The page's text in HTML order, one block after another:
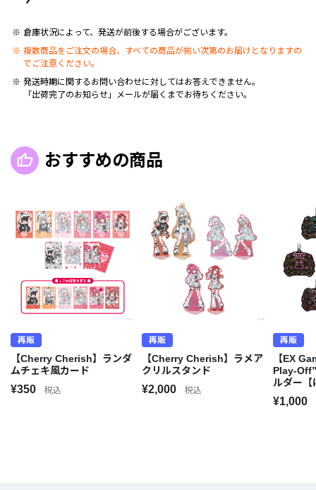
倉庫状況によって、発送が前後する場合がございます。
複数商品をご注文の場合、すべての商品が揃い次第のお届けとなりますの
でご注意ください。
発送時期に関するお問い合わせに対してはお答えできません。
「出荷完了のお知らせ」メールが届くまでお待ちください。
おすすめの商品
再販
【Cherry Cherish】ランダ
ムチェキ風カード
¥350 税込
再販
【Cherry Cherish】ラメア
クリルスタンド
¥2,000 税込
再販
【EX
Play-
ルダー【
¥1,000